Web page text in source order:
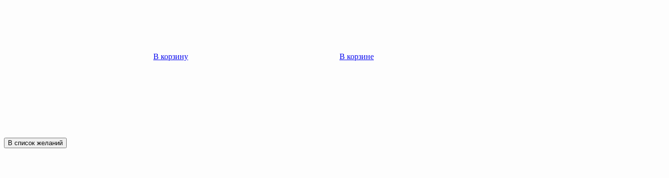
В корзину В корзине
В список желаний